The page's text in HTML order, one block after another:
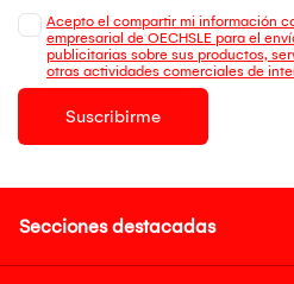
Acepto el compartir mi información
empresarial de OECHSLE para el
publicitarias sobre sus productos,
otras actividades comerciales de
Suscribirme
Secciones destacadas